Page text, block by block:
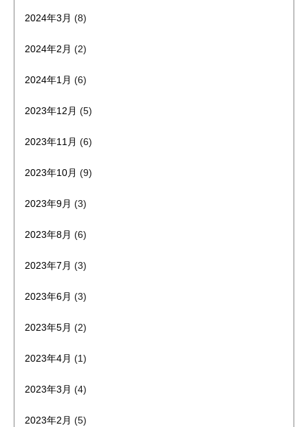
2024年3月 (8)
2024年2月 (2)
2024年1月 (6)
2023年12月 (5)
2023年11月 (6)
2023年10月 (9)
2023年9月 (3)
2023年8月 (6)
2023年7月 (3)
2023年6月 (3)
2023年5月 (2)
2023年4月 (1)
2023年3月 (4)
2023年2月 (5)